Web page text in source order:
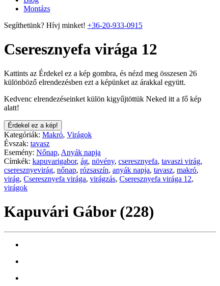
Montázs
Segíthetünk? Hívj minket! +36-20-933-0915
Cseresznyefa virága 12
Kattints az Érdekel ez a kép gombra, és nézd meg összesen 26
különböző elrendezésben ezt a képünket az árakkal együtt.
Kedvenc elrendezéseinket külön kigyűjtöttük Neked itt a fő kép
alatt!
Érdekel ez a kép!
Kategóriák: Makró, Virágok
Évszak: tavasz
Esemény: Nőnap, Anyák napja
Címkék: kapuvarigabor, ág, növény, cseresznyefa, tavaszi virág,
cseresznyevirág, nőnap, rózsaszín, anyák napja, tavasz, makró,
virág, Cseresznyefa virága, virágzás, Cseresznyefa virága 12,
virágok
Kapuvári Gábor (228)